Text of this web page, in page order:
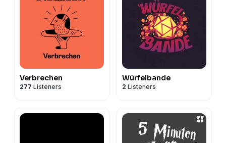
Verbrechen
277 Listeners
Würfelbande
2 Listeners